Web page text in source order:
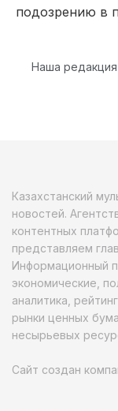
подозрению в
Наша редакция
Казахстанский
новостей.
контентных
представляем
Информационный
экономические,
аналитика,
рынки ценных
несырьевых
Сайт создан